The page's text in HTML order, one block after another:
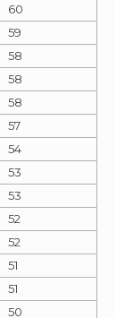
60
59
58
58
58
57
54
53
53
52
52
51
51
50